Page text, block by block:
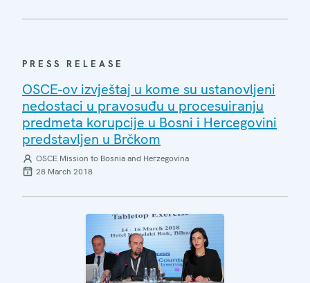
PRESS RELEASE
OSCE-ov izvještaj u kome su ustanovljeni
nedostaci u pravosuđu u procesuiranju
predmeta korupcije u Bosni i Hercegovini
predstavljen u Brčkom
OSCE Mission to Bosnia and Herzegovina
28 March 2018